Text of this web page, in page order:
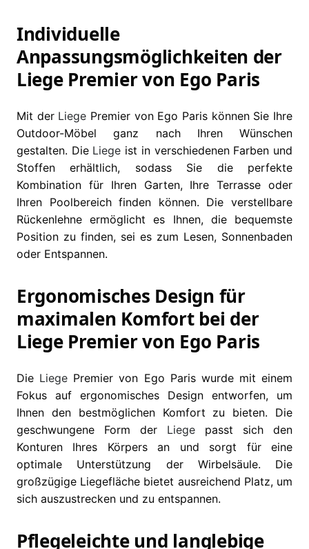
Individuelle
Anpassungsmöglichkeiten der
Liege Premier von Ego Paris
Mit der Liege Premier von Ego Paris können Sie Ihre
Outdoor-Möbel ganz nach Ihren Wünschen
gestalten. Die Liege ist in verschiedenen Farben und
Stoffen erhältlich, sodass Sie die perfekte
Kombination für Ihren Garten, Ihre Terrasse oder
Ihren Poolbereich finden können. Die verstellbare
Rückenlehne ermöglicht es Ihnen, die bequemste
Position zu finden, sei es zum Lesen, Sonnenbaden
oder Entspannen.
Ergonomisches Design für
maximalen Komfort bei der
Liege Premier von Ego Paris
Die Liege Premier von Ego Paris wurde mit einem
Fokus auf ergonomisches Design entworfen, um
Ihnen den bestmöglichen Komfort zu bieten. Die
geschwungene Form der Liege passt sich den
Konturen Ihres Körpers an und sorgt für eine
optimale Unterstützung der Wirbelsäule. Die
großzügige Liegefläche bietet ausreichend Platz, um
sich auszustrecken und zu entspannen.
Pflegeleichte und langlebige